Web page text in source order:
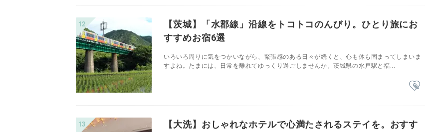
【茨城】「水郡線」沿線をトコトコのんびり。ひとり旅にお
すすめお宿6選
いろいろ周りに気をつかいながら、緊張感のある日々が続くと、心も体も固まってしまいま
すよね。たまには、日常を離れてゆっくり過ごしませんか。茨城県の水戸駅と福...
【大洗】おしゃれなホテルで心満たされるステイを。おすす